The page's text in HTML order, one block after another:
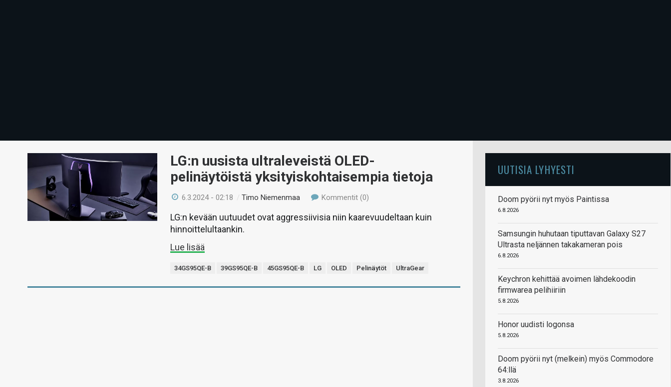
LG:n uusista ultraleveistä OLED-
pelinäytöistä yksityiskohtaisempia tietoja
6.3.2024 - 02:18 /Timo Niemenmaa Kommentit (0)
LG:n kevään uutuudet ovat aggressiivisia niin kaarevuudeltaan kuin
hinnoittelultaankin.
Lue lisää
34GS95QE-B 39GS95QE-B 45GS95QE-B LG OLED Pelinäytöt UltraGear
UUTISIA LYHYESTI
Doom pyörii nyt myös Paintissa
6.8.2026
Samsungin huhutaan tiputtavan Galaxy S27
Ultrasta neljännen takakameran pois
6.8.2026
Keychron kehittää avoimen lähdekoodin
firmwarea pelihiiriin
5.8.2026
Honor uudisti logonsa
5.8.2026
Doom pyörii nyt (melkein) myös Commodore
64:llä
3.8.2026